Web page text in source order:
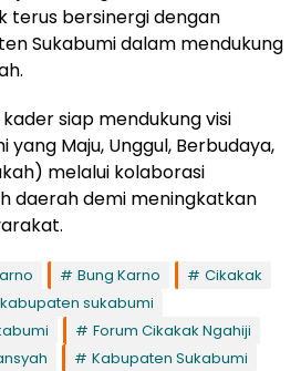
terus bersinergi dengan
Sukabumi dalam mendukung
siap mendukung visi
yang Maju, Unggul, Berbudaya,
melalui kolaborasi
daerah demi meningkatkan
Bung Karno
Cikakak
sukabumi
Forum Cikakak Ngahiji
Kabupaten Sukabumi